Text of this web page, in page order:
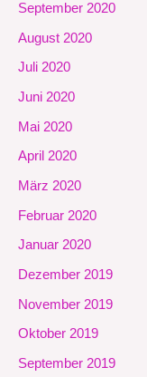
September 2020
August 2020
Juli 2020
Juni 2020
Mai 2020
April 2020
März 2020
Februar 2020
Januar 2020
Dezember 2019
November 2019
Oktober 2019
September 2019